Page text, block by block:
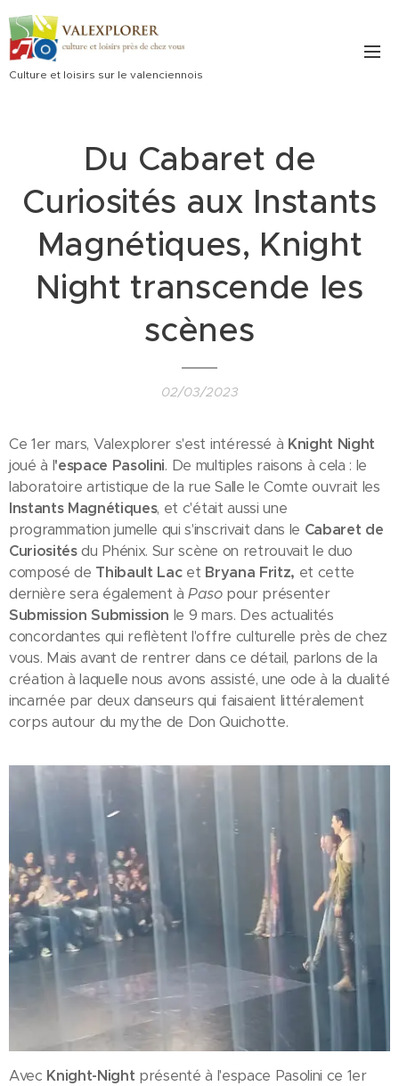
Culture et loisirs sur le valenciennois
Du Cabaret de
Curiosités aux Instants
Magnétiques, Knight
Night transcende les
scènes
02/03/2023
Ce 1er mars, Valexplorer s'est intéressé à Knight Night
joué à l'espace Pasolini. De multiples raisons à cela : le
laboratoire artistique de la rue Salle le Comte ouvrait les
Instants Magnétiques, et c'était aussi une
programmation jumelle qui s'inscrivait dans le Cabaret de
Curiositésdu Phénix. Sur scène on retrouvait le duo
composé de Thibault Lacet Bryana Fritz, et cette
dernière sera également àPaso pour présenter
Submission Submission le 9 mars. Des actualités
concordantes qui reflètent l'offre culturelle près de chez
vous. Mais avant de rentrer dans ce détail, parlons de la
création à laquelle nous avons assisté, une ode à la dualité
incarnée par deux danseurs qui faisaient littéralement
corps autour du mythe de Don Quichotte.
Avec Knight-Night présenté à l'espace Pasolini ce 1er